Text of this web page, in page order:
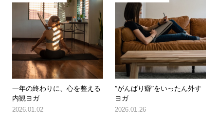
一年の終わりに、心を整える
内観ヨガ
2026.01.02
“がんばり癖”をいったん外す
ヨガ
2026.01.26